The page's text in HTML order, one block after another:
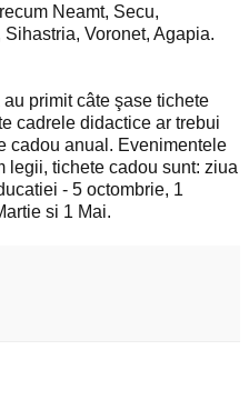
Neamt, Secu,
Voronet, Agapia.
primit câte şase tichete
cadrele didactice ar trebui
cadou anual. Evenimentele
legii, tichete cadou sunt: ziua
- 5 octombrie, 1
si 1 Mai.